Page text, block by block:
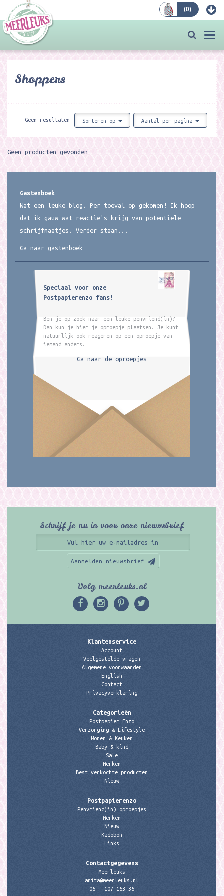
(0)
Shoppers
Geen resultaten Sorteren op Aantal per pagina
Geen producten gevonden
Gastenboek
Wat een leuke blog. Per toeval op gekomen! Ik hoop
dat ik gauw wat reactie's krijg van potentiele
schrijfmaatjes. Verder staan...
Ga naar gastenboek
Speciaal voor onze
Postpapierenzo fans!
Ben je op zoek naar een leuke penvriend(in)?
Dan kun je hier je oproepje plaatsen. Je kunt
natuurlijk ook reageren op een oproepje van
iemand anders.
Ga naar de oproepjes
Schrijf je nu in voor onze nieuwsbrief
Aanmelden nieuwsbrief
Volg meerleuks.nl
Klantenservice
Account
Veelgestelde vragen
Algemene voorwaarden
English
Contact
Privacyverklaring
Categorieën
Postpapier Enzo
Verzorging & Lifestyle
Wonen & Keuken
Baby & kind
Sale
Merken
Best verkochte producten
Nieuw
Postpapierenzo
Penvriend(in) oproepjes
Merken
Nieuw
Kadobon
Links
Contactgegevens
Meerleuks
anita@meerleuks.nl
06 – 107 163 36